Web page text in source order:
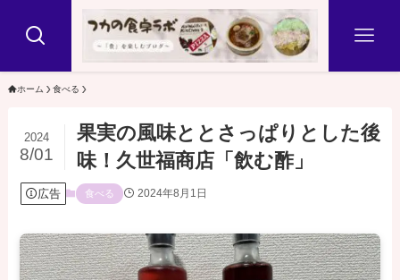
ホーム 食べる
果実の風味ととさっぱりとした後
味！久世福商店「飲む酢」
2024
8/01
広告 食べる 2024年8月1日